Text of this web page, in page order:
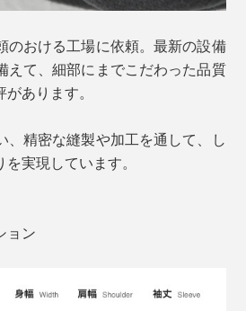
のおける工場に依頼。最新の設備
えて、細部にまでこだわった品質
あります。
、精密な縫製や加工を通して、し
実現しています。
ョン